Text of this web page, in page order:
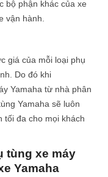
bộ phận khác của xe
vận hành.
giá của mỗi loại phụ
Do đó khi
Yamaha từ nhà phân
Yamaha sẽ luôn
tối đa cho mọi khách
tùng xe máy
Yamaha